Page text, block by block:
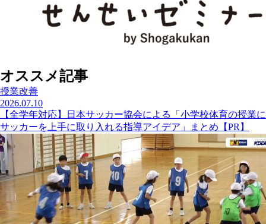
オススメ記事
授業改善
2026.07.10
【全学年対応】日本サッカー協会による「小学校体育の授業に
サッカーを上手に取り入れる指導アイデア」まとめ【PR】